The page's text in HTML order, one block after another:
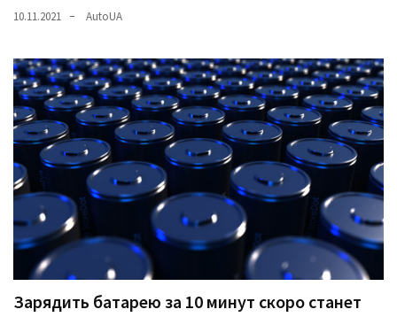
10.11.2021 AutoUA
Зарядить батарею за 10 минут скоро станет